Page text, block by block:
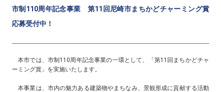
市制110周年記念事業 第11回尼崎市まちかどチャーミング賞
応募受付中！
本市では、市制110周年記念事業の一環として、「第11回まちかどチャ
ーミング賞」を実施いたします。
本事業は、市内の魅力ある建築物やまちなみ、景観形成に貢献する活動